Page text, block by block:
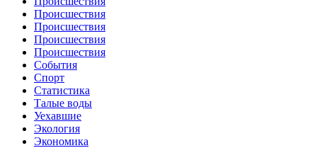
Происшествия
Происшествия
Происшествия
Происшествия
События
Спорт
Статистика
Талые воды
Уехавшие
Экология
Экономика